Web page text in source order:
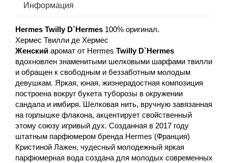
Информация
Hermes Twilly D`Hermes 100% оригинал.
Хермес Твилли де Хермес
Женский аромат от Hermes Twilly D`Hermes
вдохновлен знаменитыми шелковыми шарфами твилли
и обращен к свободным и беззаботным молодым
девушкам. Яркая, юная, жизнерадостная композиция
построена вокруг букета туборозы в окружении
сандала и имбиря. Шелковая нить, вручную завязанная
на горлышке флакона, акцентирует свойственный
этому союзу игривый дух. Созданная в 2017 году
штатным парфюмером бренда Hermes (Франция)
Кристиной Лажен, чудесный молодежный яркая
парфюмерная вода создана для молодых современных